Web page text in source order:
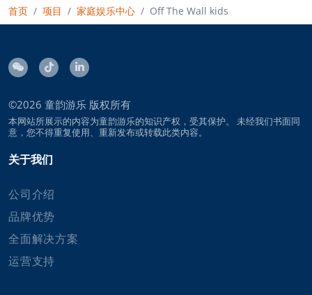
首页 项目 家庭娱乐中心 Off The Wall kids
©2026 童韵游乐 版权所有
本网站所展示的内容为童韵游乐的知识产权，受其保护。 未经我们书面同
意，您不得重复使用、重新发布或转载此类内容。
关于我们
公司介绍
品牌优势
全面解决方案
运营支持